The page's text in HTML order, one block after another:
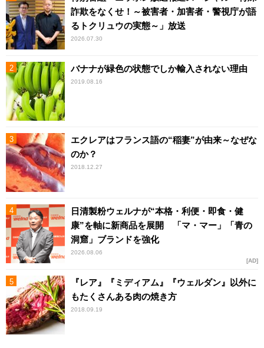
詐欺をなくせ！～被害者・加害者・警視庁が語
るトクリュウの実態～」放送
2026.07.30
バナナが緑色の状態でしか輸入されない理由
2019.08.16
エクレアはフランス語の“稲妻”が由来～なぜな
のか？
2018.12.27
日清製粉ウェルナが“本格・利便・即食・健
康”を軸に新商品を展開 「マ・マー」「青の
洞窟」ブランドを強化
2026.08.06
AD
『レア』『ミディアム』『ウェルダン』以外に
もたくさんある肉の焼き方
2018.09.19